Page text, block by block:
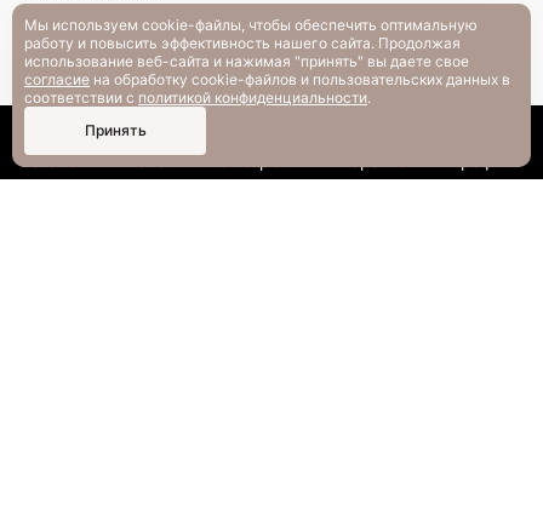
Каталог Поиск
РАЗМЕРНАЯ СЕТКА
Вопрос-ответ
Мы используем cookie-файлы, чтобы обеспечить оптимальную
работу и повысить эффективность нашего сайта. Продолжая
использование веб-сайта и нажимая "принять" вы даете свое
согласие на обработку cookie-файлов и пользовательских данных в
соответствии с политикой конфиденциальности.
Принять